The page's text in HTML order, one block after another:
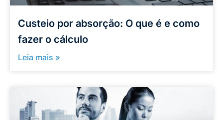
Custeio por absorção: O que é e como
fazer o cálculo
Leia mais »